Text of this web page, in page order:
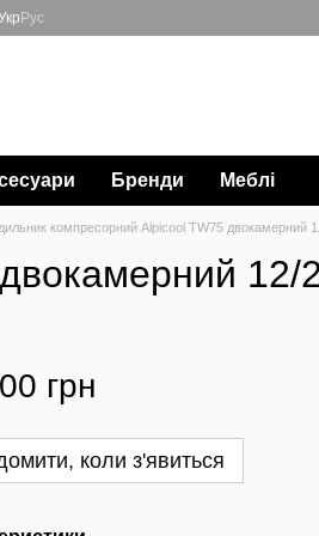
Рус
Бренди Меблі
компресорний Alpicool TW75 двокамерний
12/
грн
коли з'явиться